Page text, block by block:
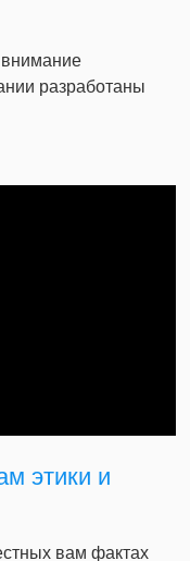
разработаны
этики и
вам фактах